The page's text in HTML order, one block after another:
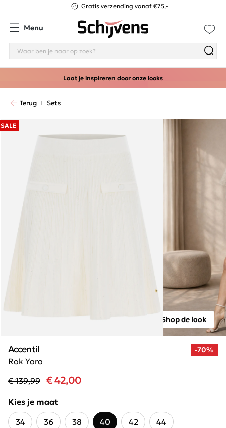
Gratis verzending vanaf €75,-
Menu
Laat je inspireren door onze looks
Terug Sets
SALE
Shop de look
-70%
Rok Yara
Accentil
€ 139,99 € 42,00
Kies je maat
34
36 38 40 42 44